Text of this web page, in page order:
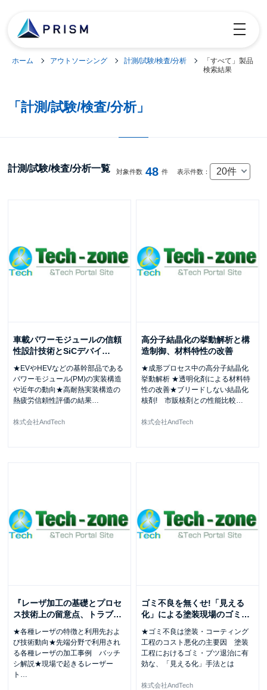
toggle
ホーム アウトソーシング 計測/試験/検査/分析
「すべて」製品
検索結果
「計測/試験/検査/分析」
計測/試験/検査/分析一覧 対象件数 48 件 表示件数： 20件
車載パワーモジュールの信頼
性設計技術とSiCデバイ…
★EVやHEVなどの基幹部品である
パワーモジュール(PM)の実装構造
や近年の動向★高耐熱実装構造の
熱疲労信頼性評価の結果…
株式会社AndTech
高分子結晶化の挙動解析と構
造制御、材料特性の改善
★成形プロセス中の高分子結晶化
挙動解析 ★透明化剤による材料特
性の改善★ブリードしない結晶化
核剤! 市販核剤との性能比較…
株式会社AndTech
『レーザ加工の基礎とプロセ
ス技術上の留意点、トラブ…
★各種レーザの特徴と利用先およ
び技術動向★先端分野で利用され
る各種レーザの加工事例 バッチ
シ解説★現場で起きるレーザー
ト
ゴミ不良を無くせ!「見える
化」による塗装現場のゴミ …
★ゴミ不良は塗装・コーティング
工程のコスト悪化の主要因 塗装
工程におけるゴミ・ブツ退治に有
効な、「見える化」手法とは
株式会社AndTech